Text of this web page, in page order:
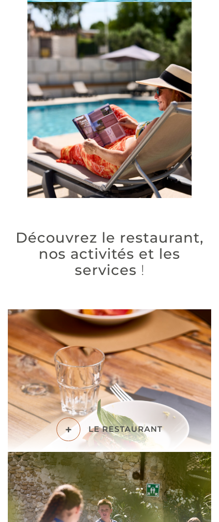
Découvrez le restaurant,
nos activités et les
services !
+ LE RESTAURANT